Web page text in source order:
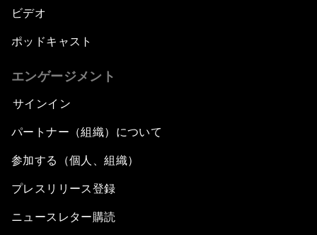
ビデオ
ポッドキャスト
エンゲージメント
サインイン
パートナー（組織）について
参加する（個人、組織）
プレスリリース登録
ニュースレター購読